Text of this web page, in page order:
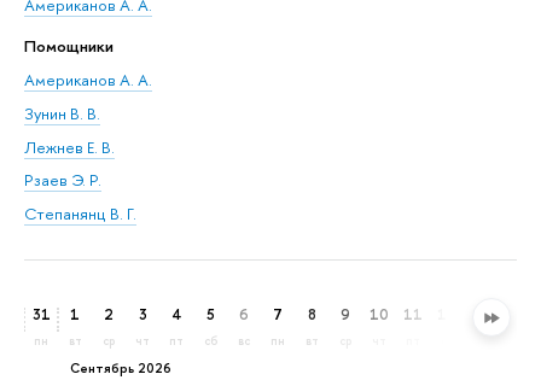
Американов А. А.
Помощники
Американов А. А.
Зунин В. В.
Лежнев Е. В.
Рзаев Э. Р.
Степанянц В. Г.
31
пн
сентябрь 2026
1
вт
2
ср
3
чт
4
пт
5
сб
6
вс
7
пн
8
вт
9 10 11 13